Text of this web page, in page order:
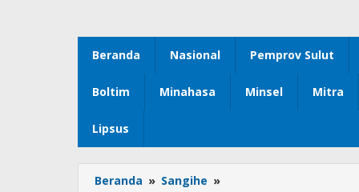
Beranda Nasional Pemprov Sulut
Boltim Minahasa Minsel Mitra
Lipsus
Beranda » Sangihe »